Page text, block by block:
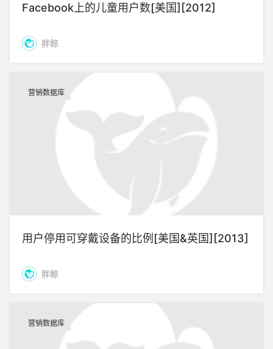
Facebook上的儿童用户数[美国][2012]
胖鲸
营销数据库
用户停用可穿戴设备的比例[美国&英国][2013]
胖鲸
营销数据库